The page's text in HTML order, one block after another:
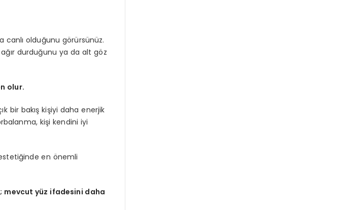
canlı olduğunu görürsünüz.
ağır durduğunu ya da alt göz
olur.
bir bakış kişiyi daha enerjik
kişi kendini iyi
en önemli
mevcut yüz ifadesini daha